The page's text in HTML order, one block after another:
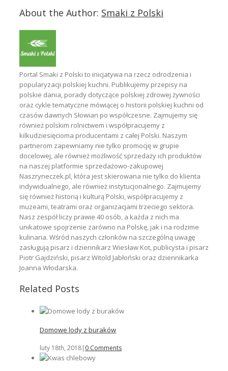
About the Author: Smaki z Polski
Portal Smaki z Polski to inicjatywa na rzecz odrodzenia i
popularyzacji polskiej kuchni. Publikujemy przepisy na
polskie dania, porady dotyczące polskiej zdrowej żywności
oraz cykle tematyczne mówiącej o historii polskiej kuchni od
czasów dawnych Słowian po współczesne. Zajmujemy się
również polskim rolnictwem i współpracujemy z
kilkudziesięcioma producentami z całej Polski. Naszym
partnerom zapewniamy nie tylko promocję w grupie
docelowej, ale również możliwość sprzedaży ich produktów
na naszej platformie sprzedażowo-zakupowej
Naszryneczek.pl, która jest skierowana nie tylko do klienta
indywidualnego, ale również instytucjonalnego. Zajmujemy
się również historią i kulturą Polski, współpracujemy z
muzeami, teatrami oraz organizacjami trzeciego sektora.
Nasz zespół liczy prawie 40 osób, a każda z nich ma
unikatowe spojrzenie zarówno na Polskę, jak i na rodzime
kulinaria. Wśród naszych członków na szczególną uwagę
zasługują pisarz i dziennikarz Wiesław Kot, publicysta i pisarz
Piotr Gajdziński, pisarz Witold Jabłoński oraz dziennikarka
Joanna Włodarska.
Related Posts
Domowe lody z buraków
luty 18th, 2018 0 Comments